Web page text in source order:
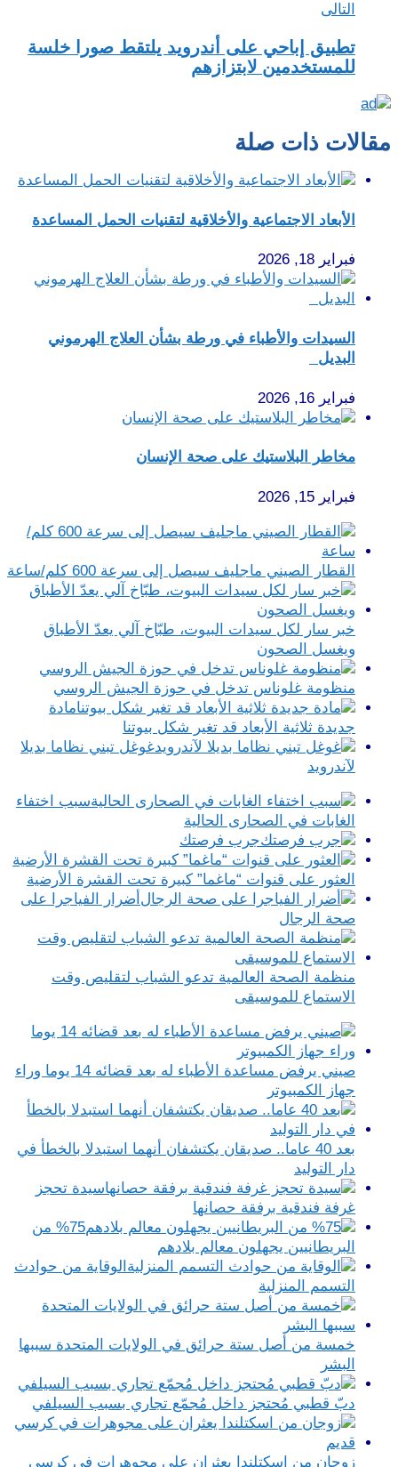
التالى
تطبيق إباحي على أندرويد يلتقط صورا خلسة
للمستخدمين لابتزازهم
مقالات ذات صلة
الأبعاد الاجتماعية والأخلاقية لتقنيات الحمل المساعدة
فبراير 18, 2026
السيدات والأطباء في ورطة بشأن العلاج الهرموني
البديل
فبراير 16, 2026
مخاطر البلاستيك على صحة الإنسان
فبراير 15, 2026
القطار الصيني ماجليف سيصل إلى سرعة 600 كلم/ساعة
خبر سار لكل سيدات البيوت، طبّاخ آلي يعدّ الأطباق
ويغسل الصحون
منظومة غلوناس تدخل في حوزة الجيش الروسي
مادة
جديدة ثلاثية الأبعاد قد تغير شكل بيوتنا
غوغل تبني نظاما بديلا
لآندرويد
سبب اختفاء
الغابات في الصحارى الحالية
جرب فرصتك
العثور على قنوات “ماغما” كبيرة تحت القشرة الأرضية
أضرار الفياجرا على
صحة الرجال
منظمة الصحة العالمية تدعو الشباب لتقليص وقت
الاستماع للموسيقى
صيني يرفض مساعدة الأطباء له بعد قضائه 14 يوما وراء
جهاز الكمبيوتر
بعد 40 عاما.. صديقان يكتشفان أنهما استبدلا بالخطأ في
دار التوليد
سيدة تحجز
غرفة فندقية برفقة حصانها
%75 من
البريطانيين يجهلون معالم بلادهم
الوقاية من حوادث
التسمم المنزلية
خمسة من أصل ستة حرائق في الولايات المتحدة سببها
البشر
دبّ قطبي مُحتجز داخل مُجمّع تجاري بسبب السيلفي
زوجان من اسكتلندا يعثران على مجوهرات في كرسي